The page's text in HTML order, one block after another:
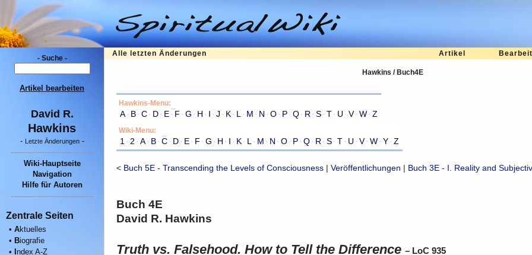
- Suche -
Artikel bearbeiten
David R.
Hawkins
- Letzte Änderungen-
Wiki-Hauptseite
Navigation
Hilfe für Autoren
Zentrale Seiten
• Aktuelles
• Biografie
• ndex A-Z
Alle letzten Änderungen Artikel
Hawkins / Buch4E
Hawkins-Menu:
A· B· C· D· E· F · G · H · I · J · K· L · M · N · O· P· Q· R · S· T· U · V· W· Z
Wiki-Menu:
1 · 2 · A· B· C· D· E· F · G · H · I · K· L · M · N · O· P· Q· R · S· T· U · V· W· Y· Z
< Buch 5E - Transcending the Levels of Consciousness| Veröffentlichungen | Buch 3E - I. Reality and
Buch 4E
David R. Hawkins
Truth vs. Falsehood. How to Tell the Difference – LoC 935